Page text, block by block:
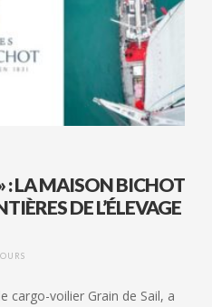
: LA MAISON BICHOT
DE L’ÉLEVAGE
cargo-voilier Grain de Sail, a